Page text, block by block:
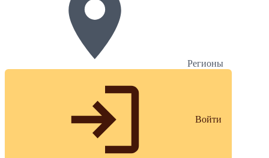
Регионы
Войти